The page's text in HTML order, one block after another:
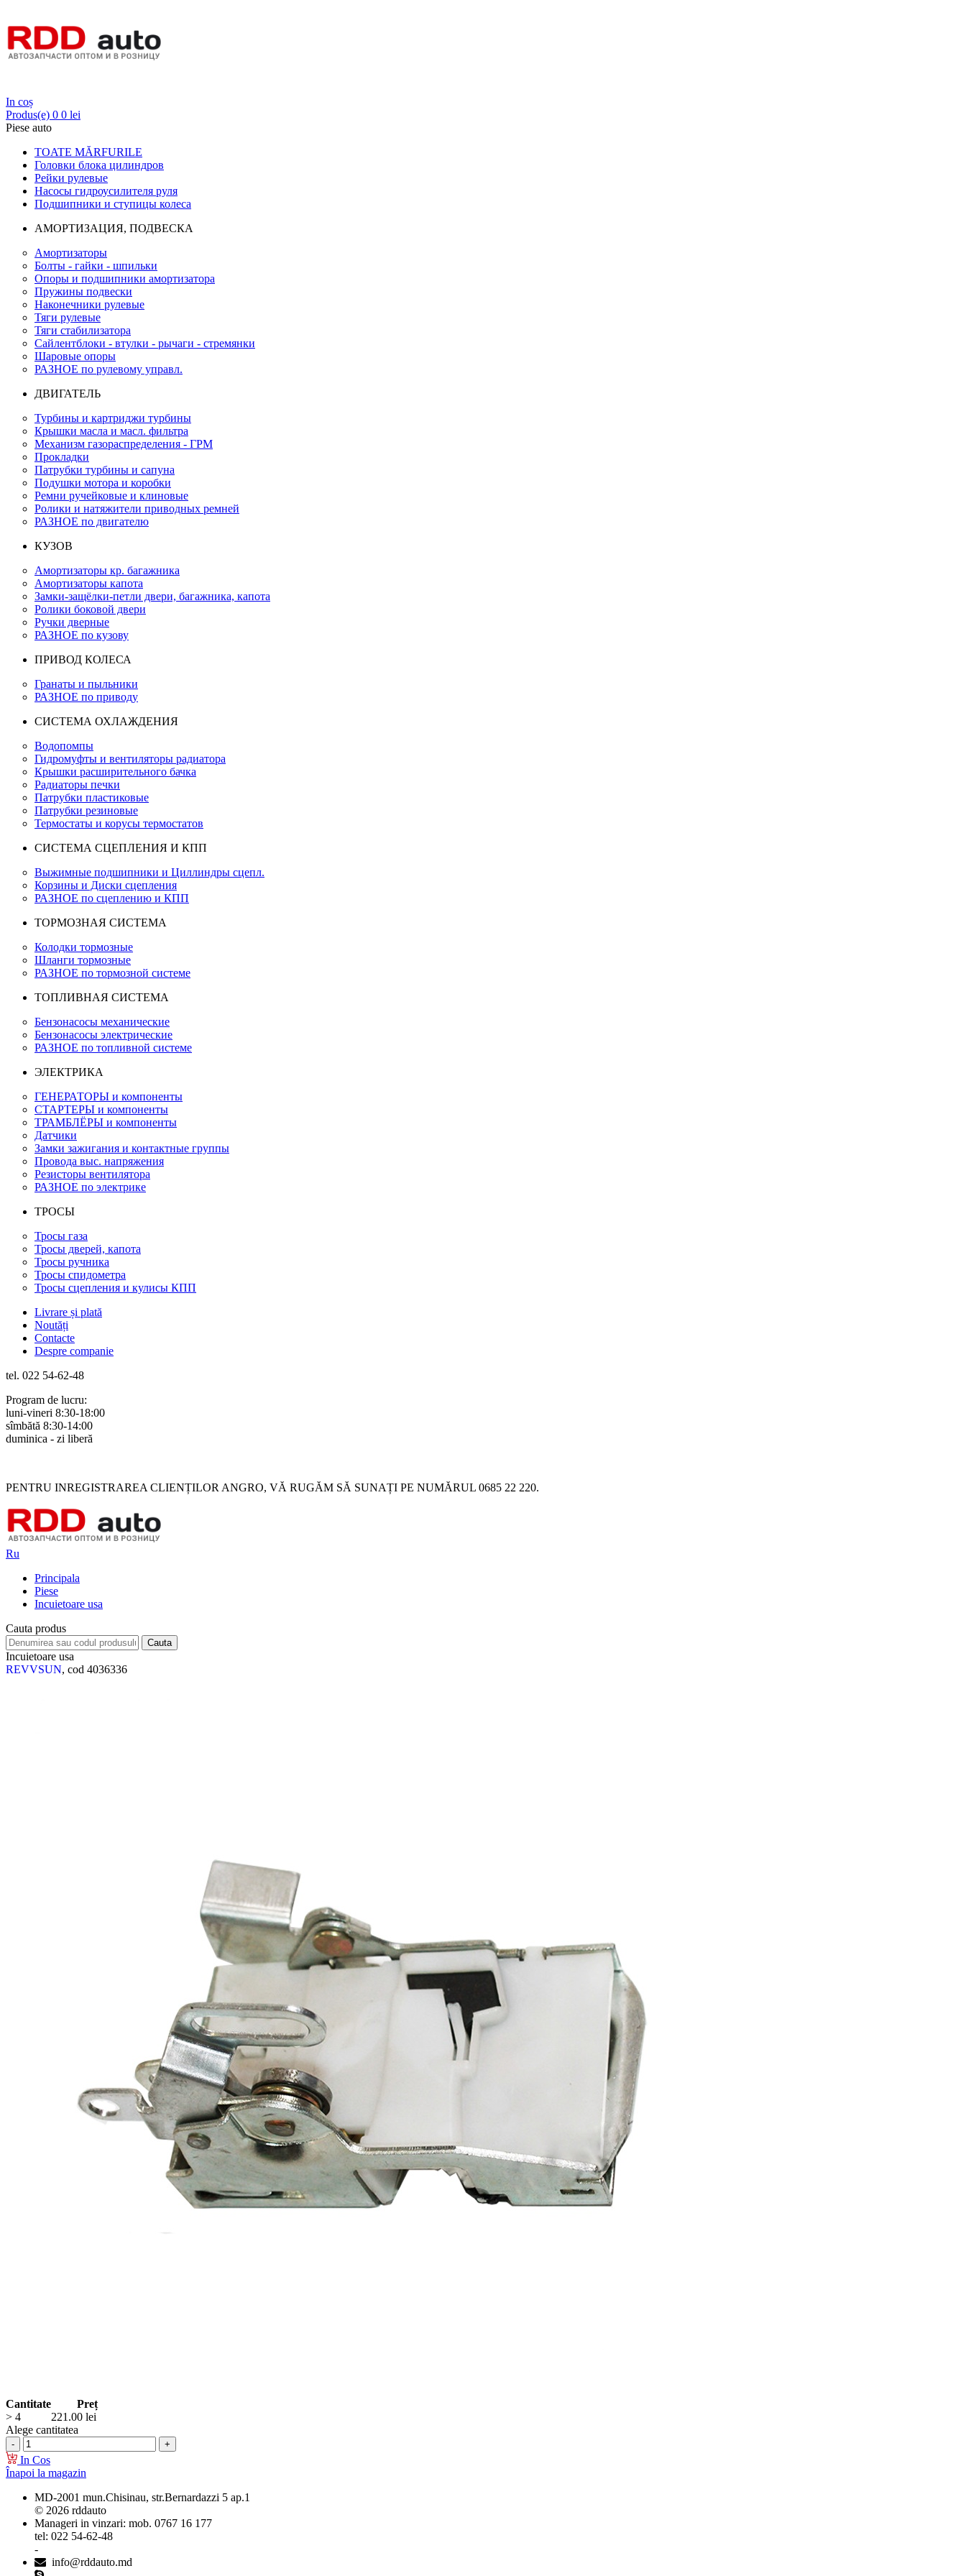
In coș
Produs(e) 0 0 lei
Piese auto
TOATE MĂRFURILE
Головки блока цилиндров
Рейки рулевые
Насосы гидроусилителя руля
Подшипники и ступицы колеса
АМОРТИЗАЦИЯ, ПОДВЕСКА
Амортизаторы
Болты - гайки - шпильки
Опоры и подшипники амортизатора
Пружины подвески
Наконечники рулевые
Тяги рулевые
Тяги стабилизатора
Сайлентблоки - втулки - рычаги - стремянки
Шаровые опоры
РАЗНОЕ по рулевому управл.
ДВИГАТЕЛЬ
Турбины и картриджи турбины
Крышки масла и масл. фильтра
Механизм газораспределения - ГРМ
Прокладки
Патрубки турбины и сапуна
Подушки мотора и коробки
Ремни ручейковые и клиновые
Ролики и натяжители приводных ремней
РАЗНОЕ по двигателю
КУЗОВ
Амортизаторы кр. багажника
Амортизаторы капота
Замки-защёлки-петли двери, багажника, капота
Ролики боковой двери
Ручки дверные
РАЗНОЕ по кузову
ПРИВОД КОЛЕСА
Гранаты и пыльники
РАЗНОЕ по приводу
СИСТЕМА ОХЛАЖДЕНИЯ
Водопомпы
Гидромуфты и вентиляторы радиатора
Крышки расширительного бачка
Радиаторы печки
Патрубки пластиковые
Патрубки резиновые
Термостаты и корусы термостатов
СИСТЕМА СЦЕПЛЕНИЯ И КПП
Выжимные подшипники и Циллиндры сцепл.
Корзины и Диски сцепления
РАЗНОЕ по сцеплению и КПП
ТОРМОЗНАЯ СИСТЕМА
Колодки тормозные
Шланги тормозные
РАЗНОЕ по тормозной системе
ТОПЛИВНАЯ СИСТЕМА
Бензонасосы механические
Бензонасосы электрические
РАЗНОЕ по топливной системе
ЭЛЕКТРИКА
ГЕНЕРАТОРЫ и компоненты
СТАРТЕРЫ и компоненты
ТРАМБЛЁРЫ и компоненты
Датчики
Замки зажигания и контактные группы
Провода выс. напряжения
Резисторы вентилятора
РАЗНОЕ по электрике
ТРОСЫ
Тросы газа
Тросы дверей, капота
Тросы ручника
Тросы спидометра
Тросы сцепления и кулисы КПП
Livrare și plată
Noutăți
Contacte
Despre companie
tel. 022 54-62-48
Program de lucru:
luni-vineri 8:30-18:00
sîmbătă 8:30-14:00
duminica - zi liberă
PENTRU INREGISTRAREA CLIENȚILOR ANGRO, VĂ RUGĂM SĂ SUNAȚI PE NUMĂRUL 0685 22 220.
Ru
Principala
Piese
Incuietoare usa
Cauta produs
Incuietoare usa
REVVSUN, cod 4036336
Cantitate
Preț
> 4
221.00 lei
Alege cantitatea
In Cos
Înapoi la magazin
MD-2001 mun.Chisinau, str.Bernardazzi 5 ap.1
© 2026 rddauto
Manageri in vinzari: mob. 0767 16 177
tel: 022 54-62-48
-
info@rddauto.md